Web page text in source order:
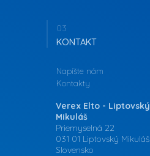
03
KONTAKT
Napíšte nám
Kontakty
Verex Elto - Liptovský
Mikuláš
Priemyselná 22
031 01 Liptovský Mikuláš
Slovensko